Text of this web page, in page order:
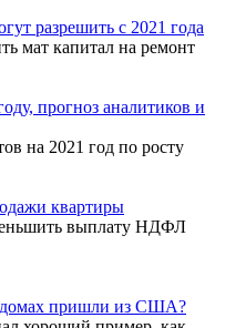
разрешить с 2021 года
мат капитал на ремонт
прогноз аналитиков и
на 2021 год по росту
квартиры
выплату НДФЛ
пришли из США?